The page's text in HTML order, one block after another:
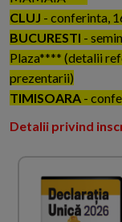
CLUJ - conferinta,
BUCURESTI -
Plaza**** (detalii
prezentarii)
TIMISOARA -
Detalii privind